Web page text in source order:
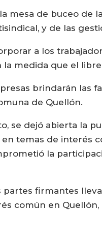
mesa de buceo de
y de las
a los
medida que el
brindarán las
de Quellón.
se dejó abierta la
temas de interés
la
partes firmantes
común en